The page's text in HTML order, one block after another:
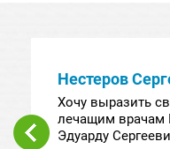
Нестеров
Хочу выразить
лечащим врачам
Эдуарду